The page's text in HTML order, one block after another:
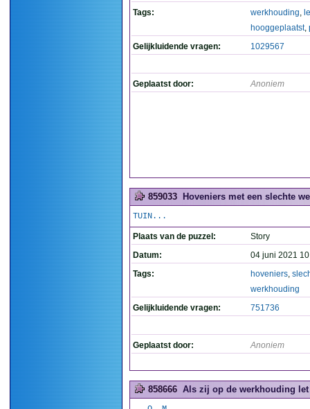
Tags:
werkhouding,
hooggeplaatst,
Gelijkluidende vragen:
1029567
Geplaatst door: Anoniem
859033 Hoveniers met een slechte
TUIN...
Plaats van de puzzel:
Story
Datum:
04 juni 2021
Tags:
hoveniers,
werkhouding
Gelijkluidende vragen:
751736
Geplaatst door: Anoniem
858666 Als zij op de werkhouding